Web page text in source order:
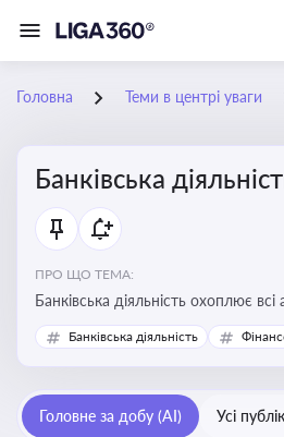
Головна Теми в центрі уваги
Банківська
ПРО ЩО ТЕМА:
Банківська діяльність охоплює всі
регулювання, нагляду та
установ
Банківська діяльність
Головне за добу (AI) Усі